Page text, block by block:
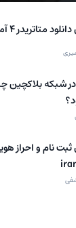
متاتریدر 4 آمارکتس
در شبکه
نام و احراز